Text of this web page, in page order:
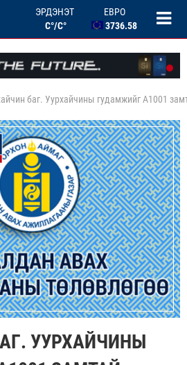
ЭРДЭНЭТ
C°/C°
ЕВРО
3736.58
БНХАУ ЮАНЬ
ОХУ РУБЛЬ
46.46
2.67
баг. Уурхайчины гудамжийг А1001
УУРХАЙЧИНЫ